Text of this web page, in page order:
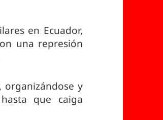
en Ecuador,
una represión
organizándose y
que caiga